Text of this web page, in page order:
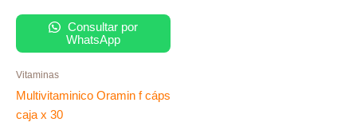
Consultar por
WhatsApp
Vitaminas
Multivitaminico Oramin f cáps
caja x 30